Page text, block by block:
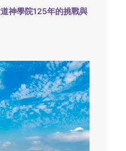
神學院125年的挑戰與